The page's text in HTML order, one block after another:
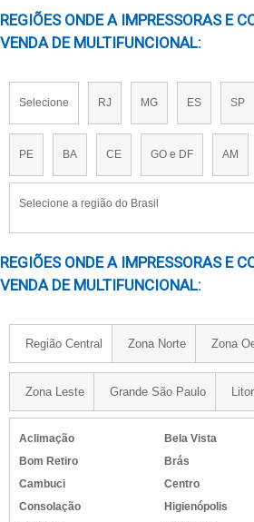
REGIÕES ONDE A IMPRESSORAS E
VENDA DE MULTIFUNCIONAL:
Selecione RJ MG ES SP
PE BA CE GO e DF AM
Selecione a região do Brasil
REGIÕES ONDE A IMPRESSORAS E
VENDA DE MULTIFUNCIONAL:
Região Central Zona Norte Zona
Zona Leste Grande São Paulo
Aclimação
Bela Vista
Bom Retiro
Brás
Cambuci
Centro
Consolação
Higienópolis